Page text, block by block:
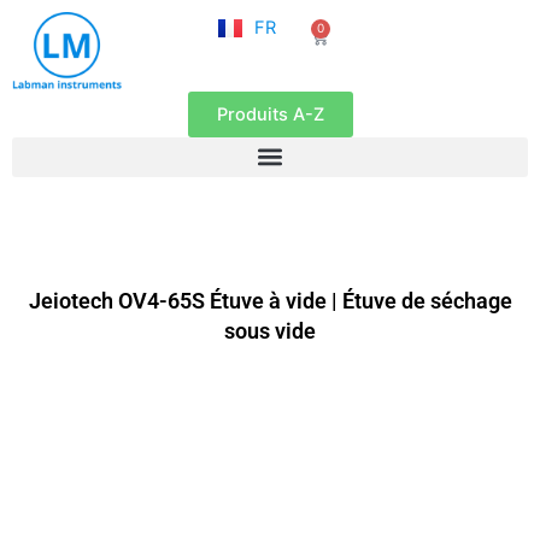
contenu
FR
EN
0
Panier
Produits A-Z
Jeiotech OV4-65S Étuve à vide | Étuve de séchage
sous vide